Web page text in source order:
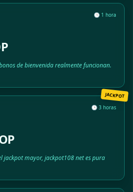
🕒 1 hora
de bienvenida realmente funcionan.
JACKPOT
🕒 3 horas
jackpot mayor, jackpot108 net es pura